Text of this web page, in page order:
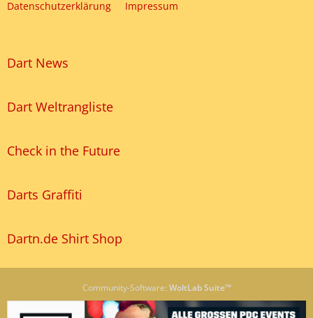
Datenschutzerklärung Impressum
Dart News
Dart Weltrangliste
Check in the Future
Darts Graffiti
Dartn.de Shirt Shop
Community-Software: WoltLab Suite™